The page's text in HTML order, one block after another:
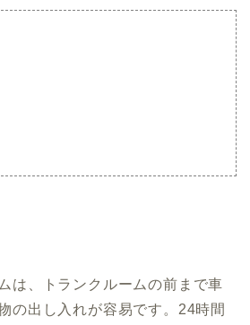
は、トランクルームの前まで車
の出し入れが容易です。24時間